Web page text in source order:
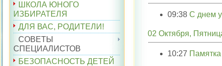
ШКОЛА ЮНОГО
ИЗБИРАТЕЛЯ
ДЛЯ ВАС, РОДИТЕЛИ!
СОВЕТЫ
СПЕЦИАЛИСТОВ
БЕЗОПАСНОСТЬ ДЕТЕЙ
09:38 С днем
02 Октября,
10:27